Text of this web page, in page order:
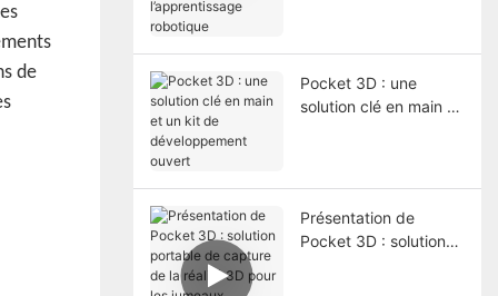
de
robotique
Pocket 3D : une
solution clé en main et
Présentation de
Pocket 3D : solution